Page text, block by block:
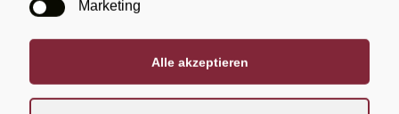
Marketing
Alle akzeptieren